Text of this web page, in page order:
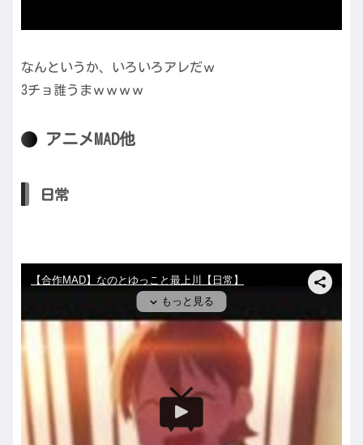
なんというか、いろいろアレだｗ
3チョ誰うまｗｗｗｗ
アニメMAD他
日常